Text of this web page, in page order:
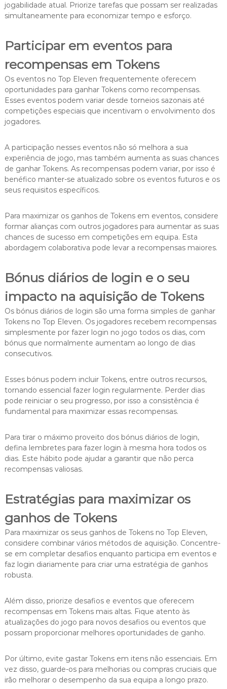
jogabilidade atual. Priorize tarefas que possam ser realizadas
simultaneamente para economizar tempo e esforço.
Participar em eventos para
recompensas em Tokens
Os eventos no Top Eleven frequentemente oferecem
oportunidades para ganhar Tokens como recompensas.
Esses eventos podem variar desde torneios sazonais até
competições especiais que incentivam o envolvimento dos
jogadores.
A participação nesses eventos não só melhora a sua
experiência de jogo, mas também aumenta as suas chances
de ganhar Tokens. As recompensas podem variar, por isso é
benéfico manter-se atualizado sobre os eventos futuros e os
seus requisitos específicos.
Para maximizar os ganhos de Tokens em eventos, considere
formar alianças com outros jogadores para aumentar as suas
chances de sucesso em competições em equipa. Esta
abordagem colaborativa pode levar a recompensas maiores.
Bónus diários de login e o seu
impacto na aquisição de Tokens
Os bónus diários de login são uma forma simples de ganhar
Tokens no Top Eleven. Os jogadores recebem recompensas
simplesmente por fazer login no jogo todos os dias, com
bónus que normalmente aumentam ao longo de dias
consecutivos.
Esses bónus podem incluir Tokens, entre outros recursos,
tornando essencial fazer login regularmente. Perder dias
pode reiniciar o seu progresso, por isso a consistência é
fundamental para maximizar essas recompensas.
Para tirar o máximo proveito dos bónus diários de login,
defina lembretes para fazer login à mesma hora todos os
dias. Este hábito pode ajudar a garantir que não perca
recompensas valiosas.
Estratégias para maximizar os
ganhos de Tokens
Para maximizar os seus ganhos de Tokens no Top Eleven,
considere combinar vários métodos de aquisição. Concentre-
se em completar desafios enquanto participa em eventos e
faz login diariamente para criar uma estratégia de ganhos
robusta.
Além disso, priorize desafios e eventos que oferecem
recompensas em Tokens mais altas. Fique atento às
atualizações do jogo para novos desafios ou eventos que
possam proporcionar melhores oportunidades de ganho.
Por último, evite gastar Tokens em itens não essenciais. Em
vez disso, guarde-os para melhorias ou compras cruciais que
irão melhorar o desempenho da sua equipa a longo prazo.